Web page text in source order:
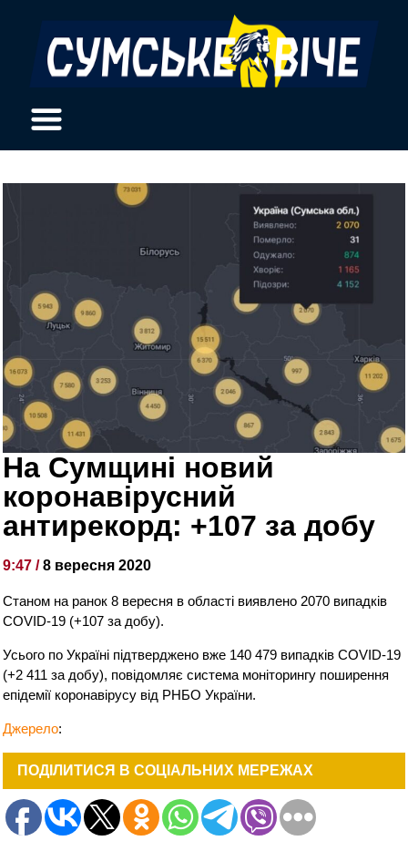
На Сумщині новий
коронавірусний
антирекорд: +107 за добу
9:47 /8 вересня 2020
Станом на ранок 8 вересня в області виявлено 2070 випадків
COVID-19 (+107 за добу).
Усього по Україні підтверджено вже 140 479 випадків COVID-19
(+2 411 за добу), повідомляє система моніторингу поширення
епідемії коронавірусу від РНБО України.
Джерело:
ПОДІЛИТИСЯ В СОЦІАЛЬНИХ МЕРЕЖАХ